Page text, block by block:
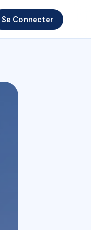
Se Connecter